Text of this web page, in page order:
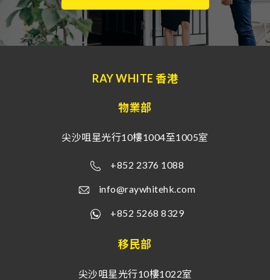
RAY WHITE 香港
物業部
尖沙咀星光行10樓1004至1005室
+852 2376 1088
info@raywhitehk.com
+852 5268 8329
移民部
尖沙咀星光行10樓1022室